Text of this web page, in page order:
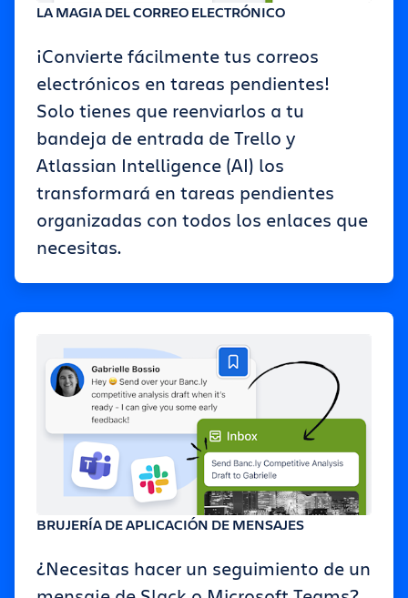
LA MAGIA DEL CORREO ELECTRÓNICO
¡Convierte fácilmente tus correos
electrónicos en tareas pendientes!
Solo tienes que reenviarlos a tu
bandeja de entrada de Trello y
Atlassian Intelligence (AI) los
transformará en tareas pendientes
organizadas con todos los enlaces que
necesitas.
BRUJERÍA DE APLICACIÓN DE MENSAJES
¿Necesitas hacer un seguimiento de un